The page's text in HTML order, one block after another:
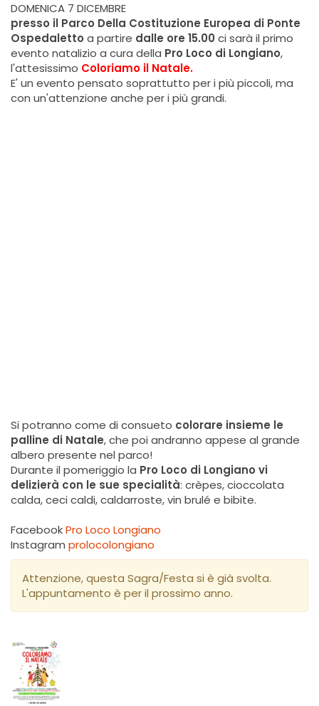
DOMENICA 7 DICEMBRE
presso il Parco Della Costituzione Europea di Ponte
Ospedaletto a partire dalle ore 15.00 ci sarà il primo
evento natalizio a cura della Pro Loco di Longiano,
l'attesissimo Coloriamo il Natale.
E' un evento pensato soprattutto per i più piccoli, ma
con un'attenzione anche per i più grandi.
Si potranno come di consueto colorare insieme le
palline di Natale, che poi andranno appese al grande
albero presente nel parco!
Durante il pomeriggio la Pro Loco di Longiano vi
delizierà con le sue specialità: crèpes, cioccolata
calda, ceci caldi, caldarroste, vin brulé e bibite.
FacebookPro Loco Longiano
Instagram prolocolongiano
Attenzione, questa Sagra/Festa si è già svolta.
L'appuntamento è per il prossimo anno.